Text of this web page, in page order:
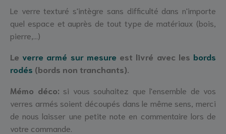
Le verre texturé s'intègre sans difficulté dans n'importe
quel espace et auprès de tout type de matériaux (bois,
pierre,...)
Le verre armé sur mesure est livré avec les bords
rodés (bords non tranchants)
Mémo déco: si vous souhaitez que l'ensemble de vos
verres armés soient découpés dans le même sens, merci
de nous laisser une petite note en commentaire lors de
votre commande.